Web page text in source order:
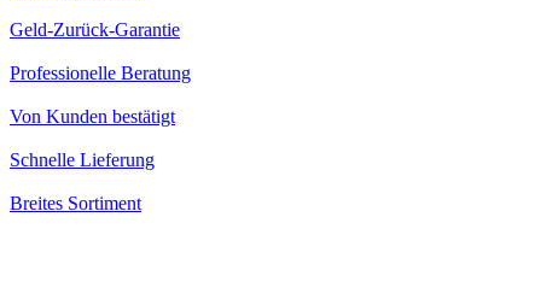
Geld-Zurück-Garantie
Professionelle Beratung
Von Kunden bestätigt
Schnelle Lieferung
Breites Sortiment